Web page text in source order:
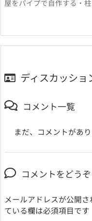
屋をパイプで自作する・
ディスカッショ
コメント一覧
まだ、コメントがあ
コメントをどうぞ
メールアドレスが公開さ
ている欄は必須項目です